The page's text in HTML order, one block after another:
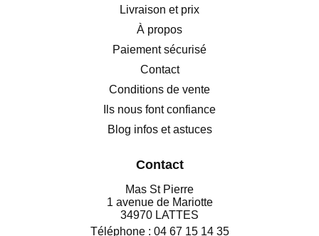
Livraison et prix
À propos
Paiement sécurisé
Contact
Conditions de vente
Ils nous font confiance
Blog infos et astuces
Contact
Mas St Pierre
1 avenue de Mariotte
34970 LATTES
Téléphone : 04 67 15 14 35